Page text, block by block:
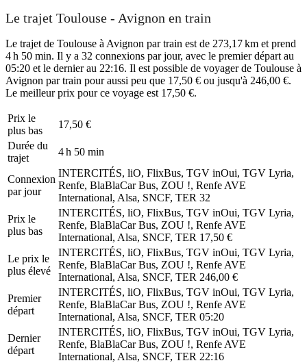
Le trajet Toulouse - Avignon en train
Le trajet de Toulouse à Avignon par train est de 273,17 km et prend
4 h 50 min. Il y a 32 connexions par jour, avec le premier départ au
05:20 et le dernier au 22:16. Il est possible de voyager de Toulouse à
Avignon par train pour aussi peu que 17,50 € ou jusqu'à 246,00 €.
Le meilleur prix pour ce voyage est 17,50 €.
Prix ​​le
plus bas
17,50 €
Durée du
trajet
4 h 50 min
Connexion
par jour
INTERCITÉS, liO, FlixBus, TGV inOui, TGV Lyria,
Renfe, BlaBlaCar Bus, ZOU !, Renfe AVE
International, Alsa, SNCF, TER 32
Prix ​​le
plus bas
INTERCITÉS, liO, FlixBus, TGV inOui, TGV Lyria,
Renfe, BlaBlaCar Bus, ZOU !, Renfe AVE
International, Alsa, SNCF, TER 17,50 €
Le prix le
plus élevé
INTERCITÉS, liO, FlixBus, TGV inOui, TGV Lyria,
Renfe, BlaBlaCar Bus, ZOU !, Renfe AVE
International, Alsa, SNCF, TER 246,00 €
Premier
départ
INTERCITÉS, liO, FlixBus, TGV inOui, TGV Lyria,
Renfe, BlaBlaCar Bus, ZOU !, Renfe AVE
International, Alsa, SNCF, TER 05:20
Dernier
départ
INTERCITÉS, liO, FlixBus, TGV inOui, TGV Lyria,
Renfe, BlaBlaCar Bus, ZOU !, Renfe AVE
International, Alsa, SNCF, TER 22:16